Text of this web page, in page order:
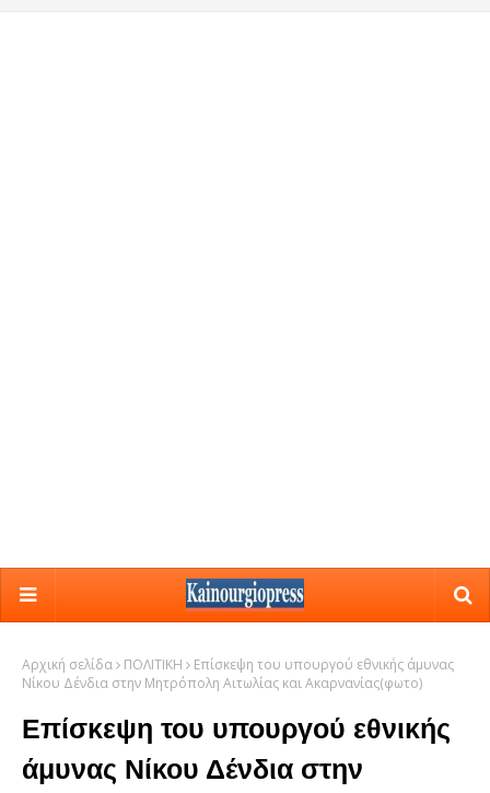
Αρχική σελίδα ΠΟΛΙΤΙΚΗ
Επίσκεψη του υπουργού εθνικής άμυνας
Νίκου Δένδια στην Μητρόπολη Αιτωλίας και Ακαρνανίας(φωτο)
Επίσκεψη του υπουργού εθνικής
άμυνας Νίκου Δένδια στην